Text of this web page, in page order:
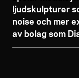
ljudskulpturer
noise och mer
av bolag som